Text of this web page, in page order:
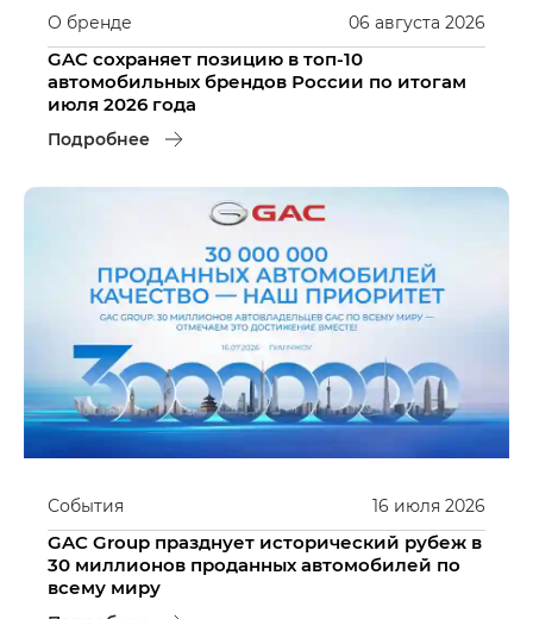
06 августа 2026
О бренде
GAC сохраняет позицию в топ-10
автомобильных брендов России по итогам
июля 2026 года
Подробнее
16 июля 2026
События
GAC Group празднует исторический рубеж в
30 миллионов проданных автомобилей по
всему миру